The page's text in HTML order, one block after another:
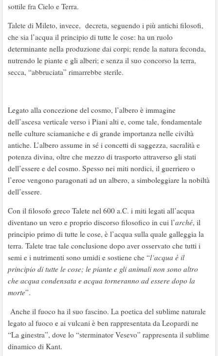
sottile fra Cielo e Terra.
Talete di Mileto, invece, decreta, seguendo i più antichi filosofi,
che sia l’acqua il principio di tutte le cose: ha un ruolo
determinante nella produzione dai corpi; rende la natura feconda,
nutrendo le piante e gli alberi; e senza il suo concorso la terra,
secca, “abbruciata” rimarrebbe sterile.
Legato alla concezione del cosmo, l’albero è immagine
dell’ascesa verticale verso i Piani alti e, come tale, fondamentale
nelle culture sciamaniche e di grande importanza nelle civiltà
antiche. L’albero assume in sé i concetti di saggezza, sacralità e
potenza divina, oltre che mezzo di trasporto attraverso gli stati
dell’essere e del cosmo. Spesso nei miti nordici, il guerriero o
l’eroe vengono paragonati ad un albero, a simboleggiare la nobiltà
dell’essere.
Con il filosofo greco Talete nel 600 a.C. i miti legati all’acqua
diventano un vero e proprio discorso filosofico in cui l’arché, il
principio primo di tutte le cose, è l’acqua sulla quale galleggia la
terra. Talete trae tale conclusione dopo aver osservato che tutti i
semi e i nutrimenti sono umidi e sostiene che “l’acqua è il
principio di tutte le cose; le piante e gli animali non sono altro
che acqua condensata e acqua torneranno ad essere dopo la
morte”.
Anche il fuoco ha il suo fascino. La poetica del sublime naturale
legato al fuoco e ai vulcani è ben rappresentata da Leopardi ne
“La ginestra”, dove lo “sterminator Vesevo” rappresenta il sublime
dinamico di Kant.